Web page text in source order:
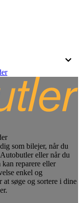
som bilejer, når du
eller når du
reparere eller
enkel og
søge og sortere i dine